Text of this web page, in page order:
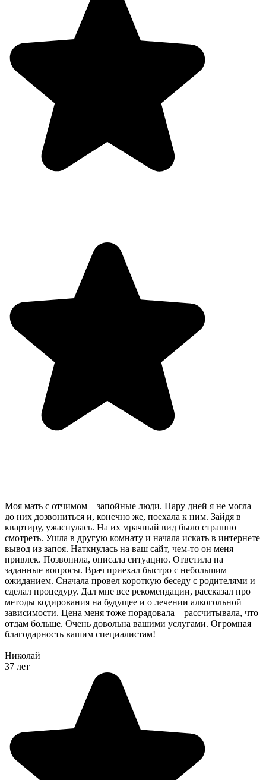
Моя мать с отчимом – запойные люди. Пару дней я не могла
до них дозвониться и, конечно же, поехала к ним. Зайдя в
квартиру, ужаснулась. На их мрачный вид было страшно
смотреть. Ушла в другую комнату и начала искать в интернете
вывод из запоя. Наткнулась на ваш сайт, чем-то он меня
привлек. Позвонила, описала ситуацию. Ответила на
заданные вопросы. Врач приехал быстро с небольшим
ожиданием. Сначала провел короткую беседу с родителями и
сделал процедуру. Дал мне все рекомендации, рассказал про
методы кодирования на будущее и о лечении алкогольной
зависимости. Цена меня тоже порадовала – рассчитывала, что
отдам больше. Очень довольна вашими услугами. Огромная
благодарность вашим специалистам!
Николай
37 лет